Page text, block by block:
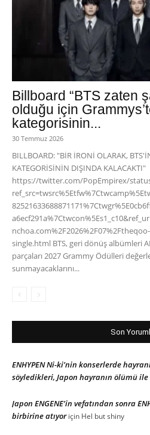
Billboard “BTS zaten
olduğu için
kategorisinin...
30 Temmuz 2026
BILLBOARD: "BİR İRONİ OLARAK,
KATEGORİSİNİN DIŞINDA KALACAKTI"
https://twitter.com/PopEmpirex/
single.html BTS, geri dönüş albümleri
parçaları 2027 Grammy Ödülleri
sunmayacaklarını...
Son
ENHYPEN Ni-ki’nin konserlerde
söyledikleri, Japon hayranın ölümü
Japon ENGENE’in vefatından sonra
birbirine atıyoriçin Hel but shiny